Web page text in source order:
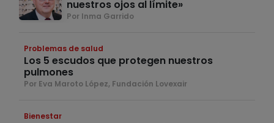
nuestros ojos al límite»
Por Inma Garrido
Problemas de salud
Los 5 escudos que protegen nuestros
pulmones
Por Eva Maroto López, Fundación Lovexair
Bienestar